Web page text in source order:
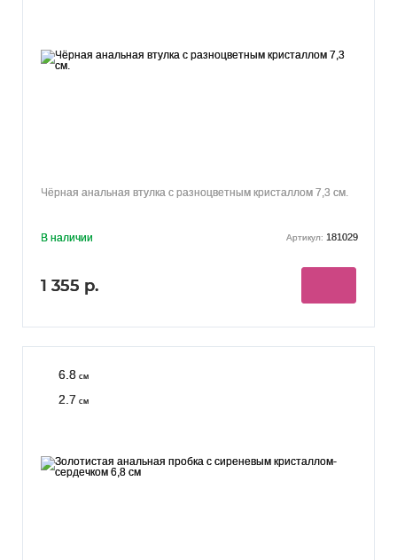
Чёрная анальная втулка с разноцветным кристаллом 7,3 см.
В наличии Артикул: 181029
1 355 р.
6.8 см
2.7 см